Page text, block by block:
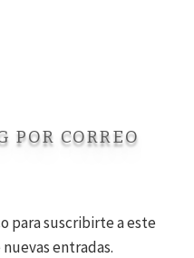
POR CORREO
para suscribirte a este
entradas.